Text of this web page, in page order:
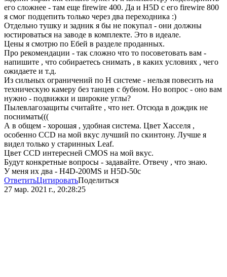
его сложнее - там еще firewire 400. Да и H5D с его firewire 800
я смог подцепить только через два переходника :)
Отдельно тушку и задник я бы не покупал - они должны
юстироваться на заводе в комплекте. Это в идеале.
Цены я смотрю по Ебей в разделе проданных.
Про рекомендации - так сложно что то посоветовать вам -
напишите , что собираетесь снимать , в каких условиях , чего
ожидаете и т.д.
Из сильных ограничений по H системе - нельзя повесить на
техническую камеру без танцев с бубном. Но вопрос - оно вам
нужно - подвижки и широкие углы?
Пылевлагозащиты считайте , что нет. Отсюда в дождик не
поснимать(((
А в общем - хорошая , удобная система. Цвет Хасселя ,
особенно CCD на мой вкус лучший по скинтону. Лучше я
видел только у старинных Leaf.
Цвет CCD интересней CMOS на мой вкус.
Будут конкретные вопросы - задавайте. Отвечу , что знаю.
У меня их два - H4D-200MS и H5D-50c
ОтветитьЦитироватьПоделиться
27 мар. 2021 г., 20:28:25